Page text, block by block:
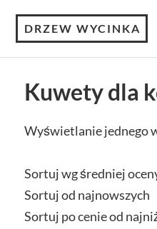
DRZEW WYCINKA
Kuwety dla
Wyświetlanie jednego
Sortuj wg średniej
Sortuj od najnowszych
Sortuj po cenie od